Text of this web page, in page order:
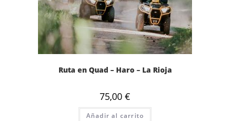
Ruta en Quad – Haro – La Rioja
75,00 €
Añadir al carrito